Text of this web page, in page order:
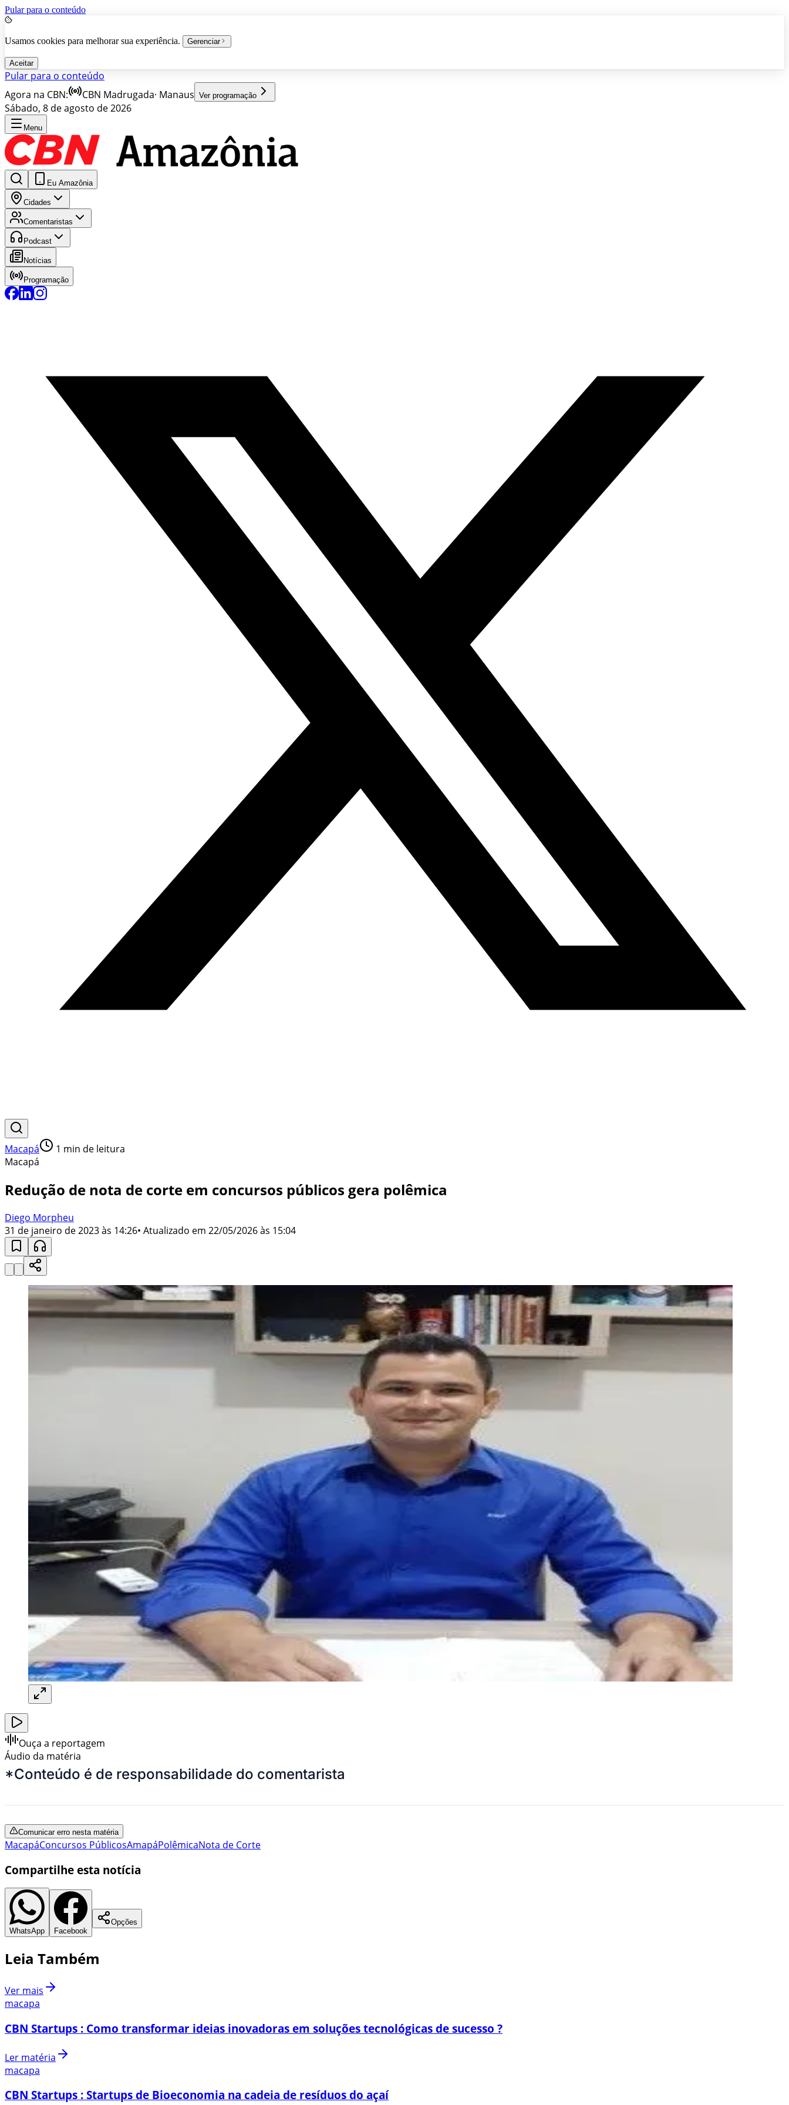
Pular para o conteúdo
Usamos cookies para melhorar sua experiência. Gerenciar
Aceitar
Pular para o conteúdo
Agora na CBN:
CBN Madrugada· Manaus Ver programação
Sábado, 8 de agosto de 2026
Menu
Eu Amazônia
Cidades
Comentaristas
Podcast
Notícias
Programação
Macapá 1 min de leitura
Macapá
Redução de nota de corte em concursos públicos gera polêmica
Diego Morpheu
31 de janeiro de 2023 às 14:26• Atualizado em 22/05/2026 às 15:04
Ouça a reportagem
Áudio da matéria
*Conteúdo é de responsabilidade do comentarista
Comunicar erro nesta matéria
MacapáConcursos PúblicosAmapáPolêmicaNota de Corte
Compartilhe esta notícia
WhatsApp Facebook
Opções
Leia Também
Ver mais
macapa
CBN Startups : Como transformar ideias inovadoras em soluções tecnológicas de sucesso ?
Ler matéria
macapa
CBN Startups : Startups de Bioeconomia na cadeia de resíduos do açaí